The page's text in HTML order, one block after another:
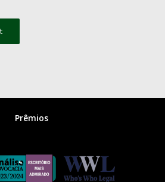
Prêmios